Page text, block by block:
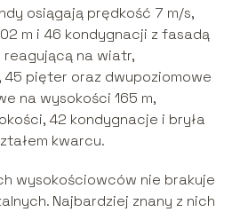
osiągają prędkość 7 m/s,
m i 46 kondygnacji z fasadą
reagującą na wiatr,
45 pięter oraz dwupoziomowe
na wysokości 165 m,
42 kondygnacje i bryła
kwarcu.
wysokościowców nie brakuje
Najbardziej znany z nich